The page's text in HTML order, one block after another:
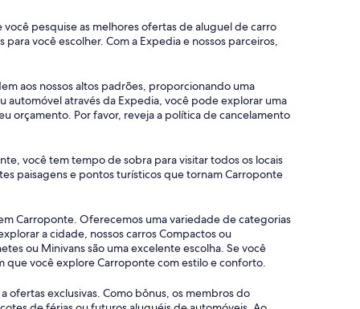
pesquise as melhores ofertas de aluguel de carro
você escolher. Com a Expedia e nossos parceiros,
aos nossos altos padrões, proporcionando uma
automóvel através da Expedia, você pode explorar uma
orçamento. Por favor, reveja a política de cancelamento
você tem tempo de sobra para visitar todos os locais
paisagens e pontos turísticos que tornam Carroponte
Carroponte. Oferecemos uma variedade de categorias
a cidade, nossos carros Compactos ou
ou Minivans são uma excelente escolha. Se você
que você explore Carroponte com estilo e conforto.
ofertas exclusivas. Como bônus, os membros do